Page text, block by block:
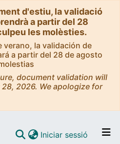
d'estiu, la validació
a partir del 28
les molèsties.
verano, la validación de
a partir del 28 de agosto
document validation will
2026. We apologize for
Iniciar sessió (current)